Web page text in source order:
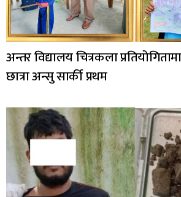
अन्तर विद्यालय चित्रकला
छात्रा अन्सु सार्की प्रथम